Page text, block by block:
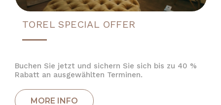
TOREL SPECIAL OFFER
Buchen Sie jetzt und sichern Sie sich bis zu 40 %
Rabatt an ausgewählten Terminen.